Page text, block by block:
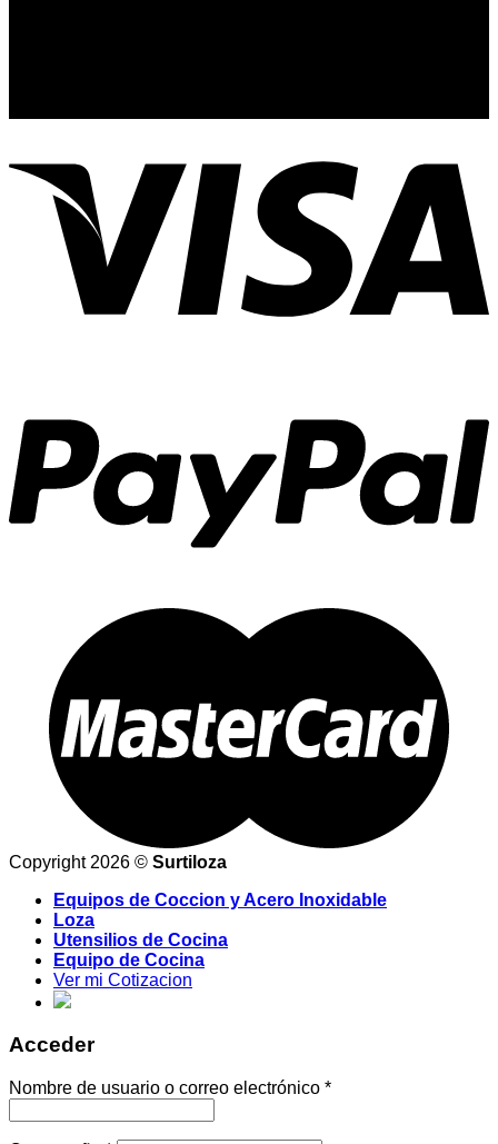
Copyright 2026 © Surtiloza
Equipos de Coccion y Acero Inoxidable
Loza
Utensilios de Cocina
Equipo de Cocina
Ver mi Cotizacion
Acceder
Nombre de usuario o correo electrónico *